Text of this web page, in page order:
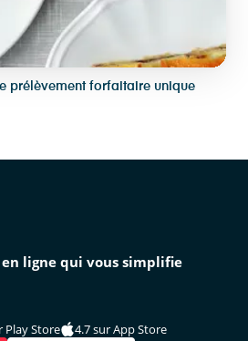
prélèvement forfaitaire unique
ligne qui vous simplifie
Play Store 4.7sur App Store